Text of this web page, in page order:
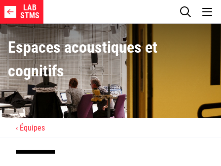
LAB
STMS
Axes de Recherche
Membres
Projets
Espaces acoustiques et
cognitifs
Équipes